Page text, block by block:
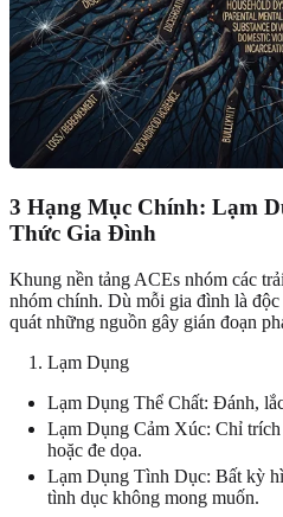
3 Hạng Mục Chính: Lạm
Thức Gia Đình
Khung nền tảng ACEs nhóm các
nhóm chính. Dù mỗi gia đình là độc
quát những nguồn gây gián đoạn
Lạm Dụng
Lạm Dụng Thể Chất: Đánh,
Lạm Dụng Cảm Xúc: Chỉ
hoặc đe dọa.
Lạm Dụng Tình Dục: Bất kỳ
tình dục không mong muốn.